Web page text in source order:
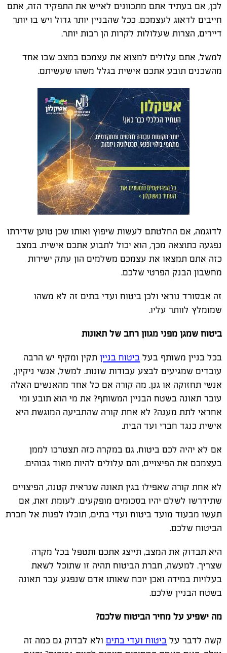
לכן, אם בעתיד אתם מתכוונים לאייש את התפקיד הזה, אתם
חייבים לדאוג לעצמכם. ככל שהבניין יותר גדול ויש בו יותר
דיירים, הצרות שעלולות לקרות הן רבות יותר.
למשל, אתם עלולים למצוא את עצמכם במצב שבו אחד
מהשכנים תובע אתכם אישית בגלל משהו שעשיתם.
לדוגמה, אם החלטתם לעשות שיפוץ ואותו שכן טוען שדירתו
נפגעה כתוצאה מכך, הוא יכול לתבוע אתכם אישית. במצב
כזה אתם תמצאו את עצמכם משלמים הון עתק ישירות
מחשבון הבנק הפרטי שלכם.
זה אבסורד נוראי ולכן ביטוח ועדי בתים זה לא משהו
שמומלץ לוותר עליו.
ביטוח שמגן מפני מגוון רחב של תאונות
בכל בניין משותף בעל ביטוח בניין תקין ומקיף יש הרבה
עובדים שמגיעים לבצע עבודות שונות. למשל, אנשי ניקיון,
אנשי תחזוקה או גנן. מה קורה אם כל אחד מהאנשים האלה
עובר תאונה בשטח הבניין המשותף? את מי הוא תובע ומי
אחראי לתת מענה? לא אחת קורה שהתביעה המוגשת היא
אישית כנגד חברי ועד הבית.
אם לא יהיה לכם ביטוח, גם במקרה כזה תצטרכו לממן
בעצמכם את הפיצויים, והם עלולים להיות מאוד גבוהים.
לא אחת קורה שאפילו בגין תאונה שנראית קטנה, הפיצויים
שתידרשו לשלם יהיו בסכומים מופקעים. לעומת זאת, אם
תעשו מבעוד מועד ביטוח ועדי בתים, תוכלו לפנות אל חברת
הביטוח שלכם.
היא תבדוק את המצב, תייצג אתכם ותטפל בכל מקרה
שצריך. למעשה, חברת הביטוח תהיה זו שתוכל לשאת
בעלויות במידה ואכן יוכח שאותו אדם שנפגע עבר תאונה
בשטח הבניין שלכם.
מה ישפיע על מחיר הביטוח שלכם?
קשה לדבר על ביטוח ועדי בתים ולא לבדוק גם כמה זה